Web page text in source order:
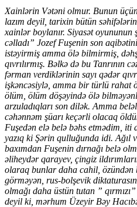
Xainlərin Vətəni olmur. Bunun
lazım deyil, tarixin bütün
xainlər boylanır. Siyasət
cəlladı” Jozef Fuşenin son
istəyirmiş amma ölə bilmirmiş,
qıvrılırmış. Bəlkə də bu Tanrının
fərman verdiklərinin sayı qədər
işkəncəsiylə, amma bir türlü rahat
ölüm, ölüm döşəyində ölə
arzuladıqları son dilək. Amma
cəhənnəm şüarı keçərli olacaq
Fuşedən elə belə bəhs etmədim, iti
yazıq ki Şərin qulluğunda idi. Ağıl
baxımdan Fuşenin dırnağı belə
əliheydər qarayev, çingiz
olaraq bunlar daha cahil, özündən
görməyən, rus-bolşevik
olmağı daha üstün tutan ”
deyil ki, mərhum Üzeyir Bəy